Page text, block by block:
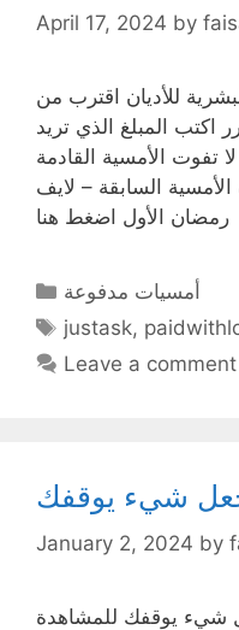
April 17, 2024 by
للأديان اقترب من
اكتب المبلغ الذي تريد
تفوت الأمسية القادمة
السابقة – لايف
رمضان الأول اضغط هنا
Categories
أمسيات مدفوعة
Tags
justask,
Leave a comment
شيء يوقفك
January 2, 2024 by
شيء يوقفك للمشاهدة